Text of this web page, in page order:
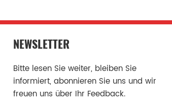
NEWSLETTER
Bitte lesen Sie weiter, bleiben Sie
informiert, abonnieren Sie uns und wir
freuen uns über Ihr Feedback.